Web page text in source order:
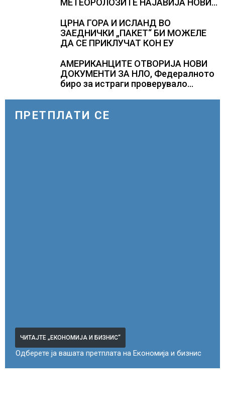
МЕТЕОРОЛОЗИТЕ НАЈАВИЈА НОВИ
АВГУСТ
ЦРНА ГОРА И ИСЛАНД ВО
ЗАЕДНИЧКИ „ПАКЕТ“ БИ МОЖЕЛЕ
ДА СЕ ПРИКЛУЧАТ КОН ЕУ
АМЕРИКАНЦИТЕ ОТВОРИЈА НОВИ
ДОКУМЕНТИ ЗА НЛО, Федералното
биро за истраги проверувало
ПРЕТПЛАТИ СЕ
ЧИТАЈТЕ „ЕКОНОМИЈА И БИЗНИС“
Одберете ја вашата претплата на Економија и бизнис